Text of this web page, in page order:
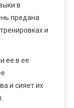
в
предана
и
ее в ее
и сияет их